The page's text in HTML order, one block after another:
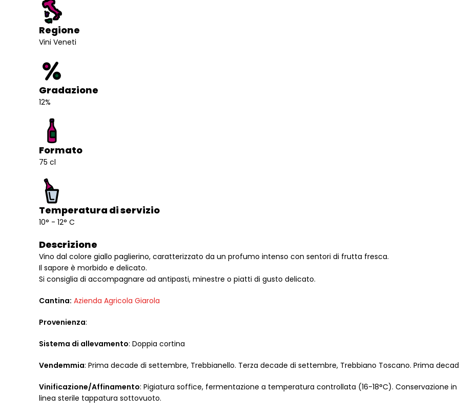
Regione
Vini Veneti
Gradazione
12%
Formato
75 cl
Temperatura di servizio
10° - 12° C
Descrizione
Vino dal colore giallo paglierino, caratterizzato da un profumo intenso con sentori di frutta fresca.
Il sapore è morbido e delicato.
Si consiglia di accompagnare ad antipasti, minestre o piatti di gusto delicato.
Cantina: Azienda Agricola Giarola
Provenienza:
Sistema di allevamento: Doppia cortina
Vendemmia: Prima decade di settembre, Trebbianello. Terza decade di settembre, Trebbiano Toscano. Prima
Vinificazione/Affinamento: Pigiatura soffice, fermentazione a temperatura controllata (16-18°C). Conservazione
linea sterile tappatura sottovuoto.